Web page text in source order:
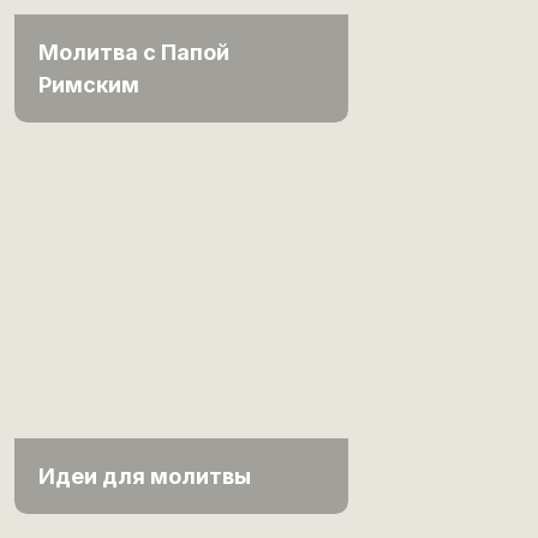
Молитва с Папой
Римским
Идеи для молитвы